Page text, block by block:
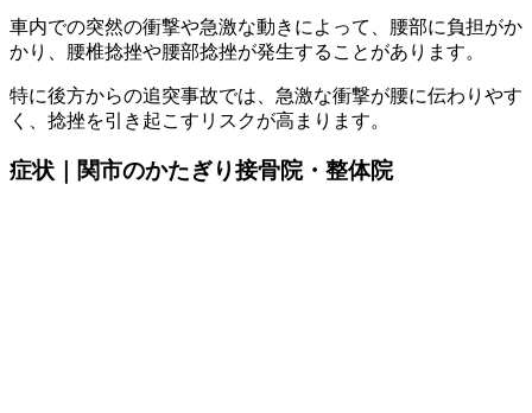
車内での突然の衝撃や急激な動きによって、腰部に負担がか
かり、腰椎捻挫や腰部捻挫が発生することがあります。
特に後方からの追突事故では、急激な衝撃が腰に伝わりやす
く、捻挫を引き起こすリスクが高まります。
症状｜関市のかたぎり接骨院・整体院